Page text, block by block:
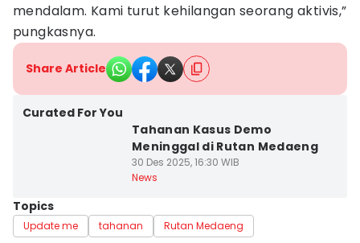
mendalam. Kami turut kehilangan seorang aktivis,”
pungkasnya.
Share Article
Curated For You
Tahanan Kasus Demo
Meninggal di Rutan Medaeng
30 Des 2025, 16:30 WIB
News
Topics
Update me tahanan Rutan Medaeng